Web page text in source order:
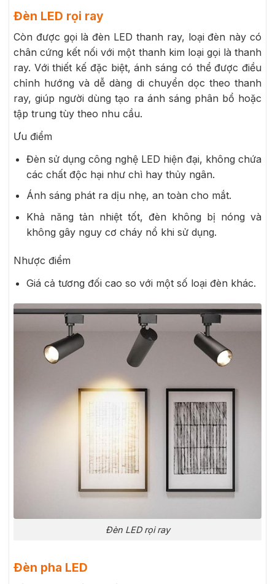
Đèn LED rọi ray
Còn được gọi là đèn LED thanh ray, loại đèn này có
chân cứng kết nối với một thanh kim loại gọi là thanh
ray. Với thiết kế đặc biệt, ánh sáng có thể được điều
chỉnh hướng và dễ dàng di chuyển dọc theo thanh
ray, giúp người dùng tạo ra ánh sáng phân bổ hoặc
tập trung tùy theo nhu cầu.
Ưu điểm
Đèn sử dụng công nghệ LED hiện đại, không chứa
các chất độc hại như chì hay thủy ngân.
Ánh sáng phát ra dịu nhẹ, an toàn cho mắt.
Khả năng tản nhiệt tốt, đèn không bị nóng và
không gây nguy cơ cháy nổ khi sử dụng.
Nhược điểm
Giá cả tương đối cao so với một số loại đèn khác.
Đèn LED rọi ray
Đèn pha LED